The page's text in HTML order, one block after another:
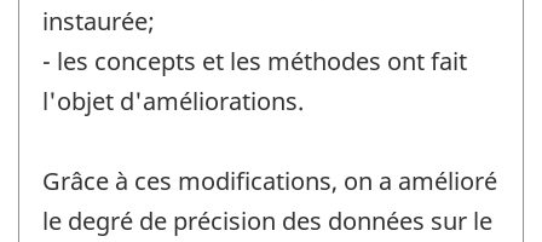
instaurée;
- les concepts et les méthodes ont fait
l'objet d'améliorations.
Grâce à ces modifications, on a amélioré
le degré de précision des données sur le